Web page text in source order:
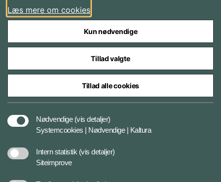
Styrelser og myndigheder under Forsvarsministeriet
Læs mere om cookies
Kun nødvendige
Tillad valgte
Tillad alle cookies
Nødvendige (vis detaljer)
Systemcookies | Nødvendige | Kaltura
Intern statistik (vis detaljer)
Siteimprove